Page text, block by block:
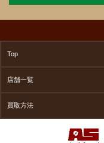
Top
店舗一覧
買取方法